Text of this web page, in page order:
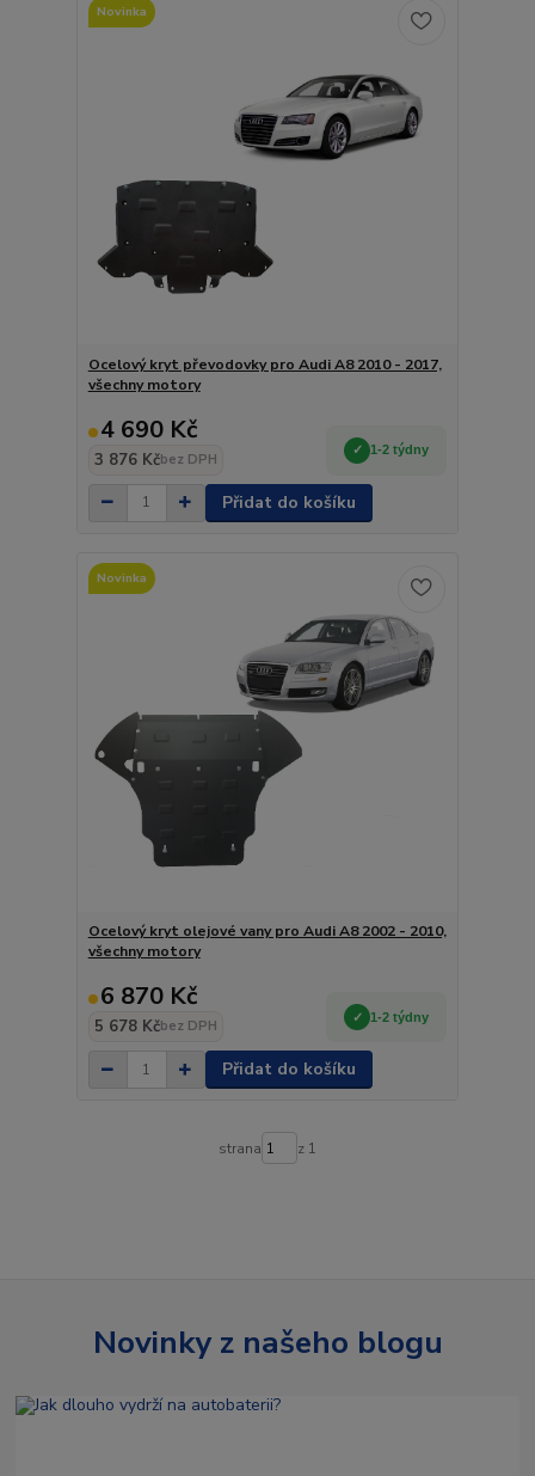
Novinka
Ocelový kryt převodovky pro Audi A8 2010 - 2017,
všechny motory
4 690 Kč
3 876 Kčbez DPH
1-2 týdny
Přidat do košíku
Novinka
Ocelový kryt olejové vany pro Audi A8 2002 - 2010,
všechny motory
6 870 Kč
5 678 Kčbez DPH
1-2 týdny
Přidat do košíku
strana z 1
Novinky z našeho blogu